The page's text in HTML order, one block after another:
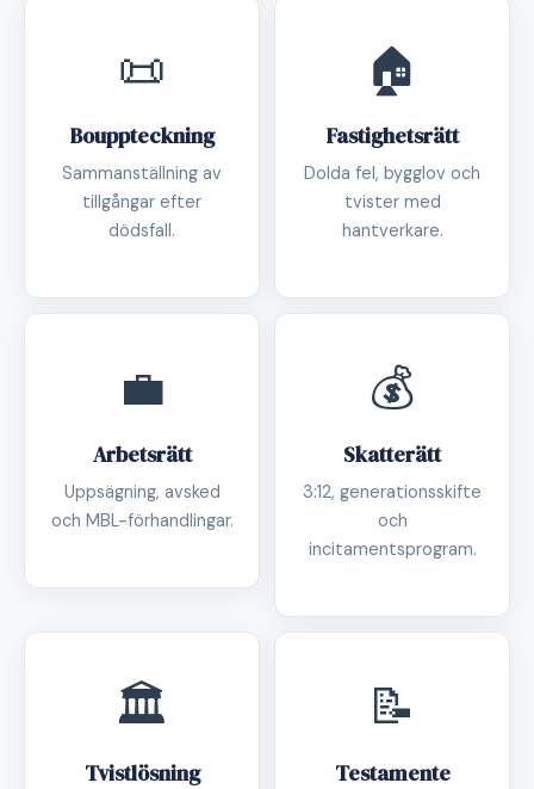
📜
Bouppteckning
Sammanställning av
tillgångar efter
dödsfall.
🏠
Fastighetsrätt
Dolda fel, bygglov och
tvister med
hantverkare.
💼
Arbetsrätt
Uppsägning, avsked
och MBL-förhandlingar.
💰
Skatterätt
3:12, generationsskifte
och
incitamentsprogram.
🏛️
Tvistlösning
📝
Testamente